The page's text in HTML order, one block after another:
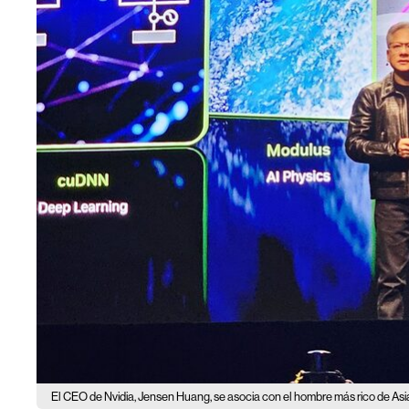
El CEO de Nvidia, Jensen Huang, se asocia con el hombre más rico de